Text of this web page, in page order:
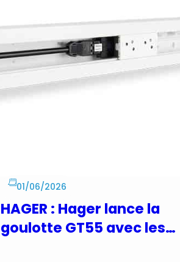
01/06/2026
HAGER : Hager lance la
goulotte GT55 avec les